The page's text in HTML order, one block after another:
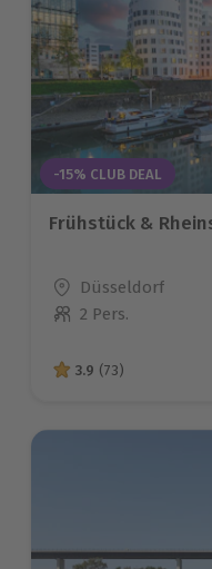
-15% CLUB DEAL
Frühstück &
Standort
Düsseldorf
Anzahl der
2 Pers.
3.9 von 5 Sternen
3.9 (73)